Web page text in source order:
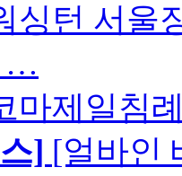
싱턴 서울
…
마제일침
] [얼바인